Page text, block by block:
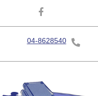
04-8628540